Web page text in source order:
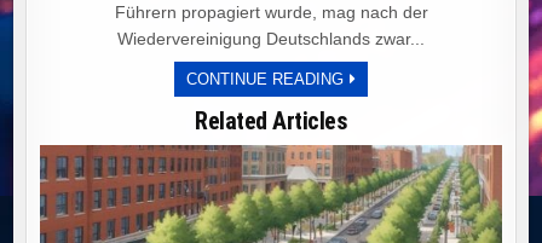
Führern propagiert wurde, mag nach der
Wiedervereinigung Deutschlands zwar...
CONTINUE READINGPLANWIRTSCHAFT
UND
DEUTSCHLANDS
IN
DEN
WIRTSCHAFTLICHEN
NIEDERGANG
Related Articles